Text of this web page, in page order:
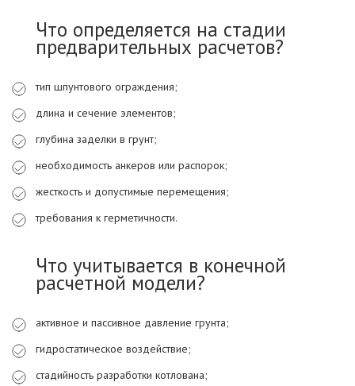
Что определяется на стадии
предварительных расчетов?
тип шпунтового ограждения;
длина и сечение элементов;
глубина заделки в грунт;
необходимость анкеров или распорок;
жесткость и допустимые перемещения;
требования к герметичности.
Что учитывается в конечной
расчетной модели?
активное и пассивное давление грунта;
гидростатическое воздействие;
стадийность разработки котлована;